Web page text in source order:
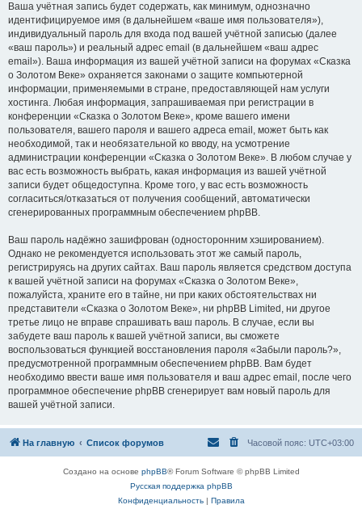
Ваша учётная запись будет содержать, как минимум, однозначно
идентифицируемое имя (в дальнейшем «ваше имя пользователя»),
индивидуальный пароль для входа под вашей учётной записью (далее
«ваш пароль») и реальный адрес email (в дальнейшем «ваш адрес
email»). Ваша информация из вашей учётной записи на форумах «Сказка
о Золотом Веке» охраняется законами о защите компьютерной
информации, применяемыми в стране, предоставляющей нам услуги
хостинга. Любая информация, запрашиваемая при регистрации в
конференции «Сказка о Золотом Веке», кроме вашего имени
пользователя, вашего пароля и вашего адреса email, может быть как
необходимой, так и необязательной ко вводу, на усмотрение
администрации конференции «Сказка о Золотом Веке». В любом случае у
вас есть возможность выбрать, какая информация из вашей учётной
записи будет общедоступна. Кроме того, у вас есть возможность
согласиться/отказаться от получения сообщений, автоматически
сгенерированных программным обеспечением phpBB.
Ваш пароль надёжно зашифрован (односторонним хэшированием).
Однако не рекомендуется использовать этот же самый пароль,
регистрируясь на других сайтах. Ваш пароль является средством доступа
к вашей учётной записи на форумах «Сказка о Золотом Веке»,
пожалуйста, храните его в тайне, ни при каких обстоятельствах ни
представители «Сказка о Золотом Веке», ни phpBB Limited, ни другое
третье лицо не вправе спрашивать ваш пароль. В случае, если вы
забудете ваш пароль к вашей учётной записи, вы сможете
воспользоваться функцией восстановления пароля «Забыли пароль?»,
предусмотренной программным обеспечением phpBB. Вам будет
необходимо ввести ваше имя пользователя и ваш адрес email, после чего
программное обеспечение phpBB сгенерирует вам новый пароль для
вашей учётной записи.
На главную Список форумов Часовой пояс: UTC+03:00
Создано на основе phpBB® Forum Software © phpBB Limited
Русская поддержка phpBB
Конфиденциальность| Правила